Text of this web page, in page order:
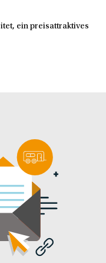
ein preisattraktives